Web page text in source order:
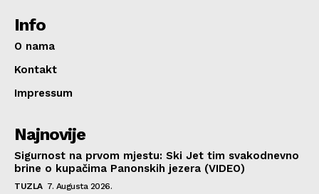
Info
O nama
Kontakt
Impressum
Najnovije
Sigurnost na prvom mjestu: Ski Jet tim svakodnevno
brine o kupačima Panonskih jezera (VIDEO)
TUZLA 7. Augusta 2026.